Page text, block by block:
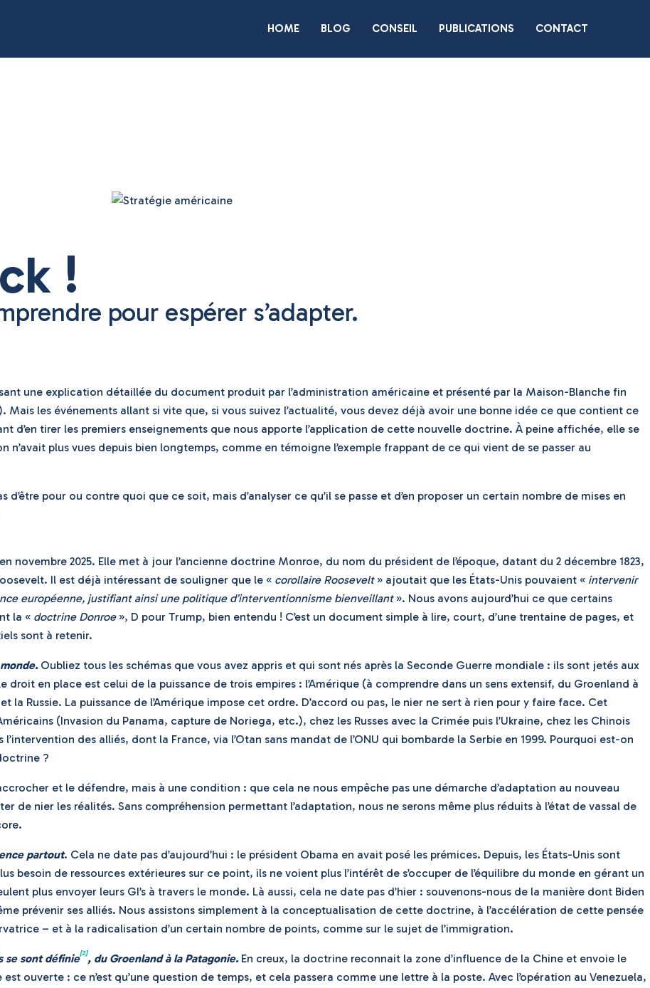
HOME BLOG CONSEIL PUBLICATIONS CONTACT
!
pour espérer s’adapter.
une explication détaillée du document produit par l’administration américaine et présenté par la Maison-Blanche fin
Mais les événements allant si vite que, si vous suivez l’actualité, vous devez déjà avoir une bonne idée ce que contient ce
d’en tirer les premiers enseignements que nous apporte l’application de cette nouvelle doctrine. À peine affichée, elle se
n’avait plus vues depuis bien longtemps, comme en témoigne l’exemple frappant de ce qui vient de se passer au
pour ou contre quoi que ce soit, mais d’analyser ce qu’il se passe et d’en proposer un certain nombre de mises en
2025. Elle met à jour l’ancienne doctrine Monroe, du nom du président de l’époque, datant du 2 décembre 1823,
Il est déjà intéressant de souligner que le « corollaire Roosevelt» ajoutait que les États-Unis pouvaient « intervenir
européenne, justifiant ainsi une politique d’interventionnisme bienveillant». Nous avons aujourd’hui ce que certains
la « doctrine Donroe», D pour Trump, bien entendu ! C’est un document simple à lire, court, d’une trentaine de pages, et
sont à retenir.
Oubliez tous les schémas que vous avez appris et qui sont nés après la Seconde Guerre mondiale : ils sont jetés aux
droit en place est celui de la puissance de trois empires : l’Amérique (à comprendre dans un sens extensif, du Groenland à
la Russie. La puissance de l’Amérique impose cet ordre. D’accord ou pas, le nier ne sert à rien pour y faire face. Cet
(Invasion du Panama, capture de Noriega, etc.), chez les Russes avec la Crimée puis l’Ukraine, chez les Chinois
des alliés, dont la France, via l’Otan sans mandat de l’ONU qui bombarde la Serbie en 1999. Pourquoi est-on
?
et le défendre, mais à une condition : que cela ne nous empêche pas une démarche d’adaptation au nouveau
de nier les réalités. Sans compréhension permettant l’adaptation, nous ne serons même plus réduits à l’état de vassal de
partout. Cela ne date pas d’aujourd’hui : le président Obama en avait posé les prémices. Depuis, les États-Unis sont
besoin de ressources extérieures sur ce point, ils ne voient plus l’intérêt de s’occuper de l’équilibre du monde en gérant un
plus envoyer leurs GI’s à travers le monde. Là aussi, cela ne date pas d’hier : souvenons-nous de la manière dont Biden
prévenir ses alliés. Nous assistons simplement à la conceptualisation de cette doctrine, à l’accélération de cette pensée
– et à la radicalisation d’un certain nombre de points, comme sur le sujet de l’immigration.
se sont définie[2], du Groenland à la Patagonie.En creux, la doctrine reconnait la zone d’influence de la Chine et envoie le
ouverte : ce n’est qu’une question de temps, et cela passera comme une lettre à la poste. Avec l’opération au Venezuela,